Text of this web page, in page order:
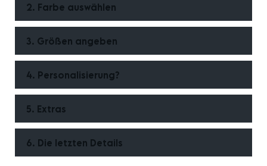
2. Farbe auswählen
3. Größen angeben
4. Personalisierung?
5. Extras
6. Die letzten Details